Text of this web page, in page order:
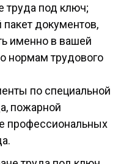
труда под ключ;
документов,
именно в вашей
нормам трудового
по специальной
пожарной
профессиональных